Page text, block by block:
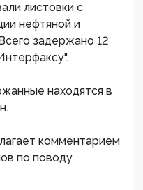
листовки с
нефтяной и
задержано 12
находятся в
комментарием
по поводу